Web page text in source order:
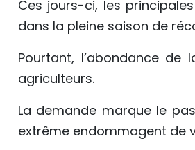
Ces jours-ci, les
dans la pleine saison de
Pourtant, l’abondance
agriculteurs.
La demande marque le
extrême endommagent de